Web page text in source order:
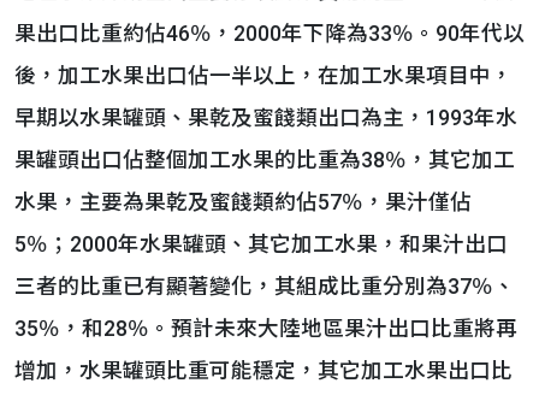
果出口比重約佔46％，2000年下降為33％。90年代以
後，加工水果出口佔一半以上，在加工水果項目中，
早期以水果罐頭、果乾及蜜餞類出口為主，1993年水
果罐頭出口佔整個加工水果的比重為38％，其它加工
水果，主要為果乾及蜜餞類約佔57％，果汁僅佔
5％；2000年水果罐頭、其它加工水果，和果汁出口
三者的比重已有顯著變化，其組成比重分別為37％、
35％，和28％。預計未來大陸地區果汁出口比重將再
增加，水果罐頭比重可能穩定，其它加工水果出口比